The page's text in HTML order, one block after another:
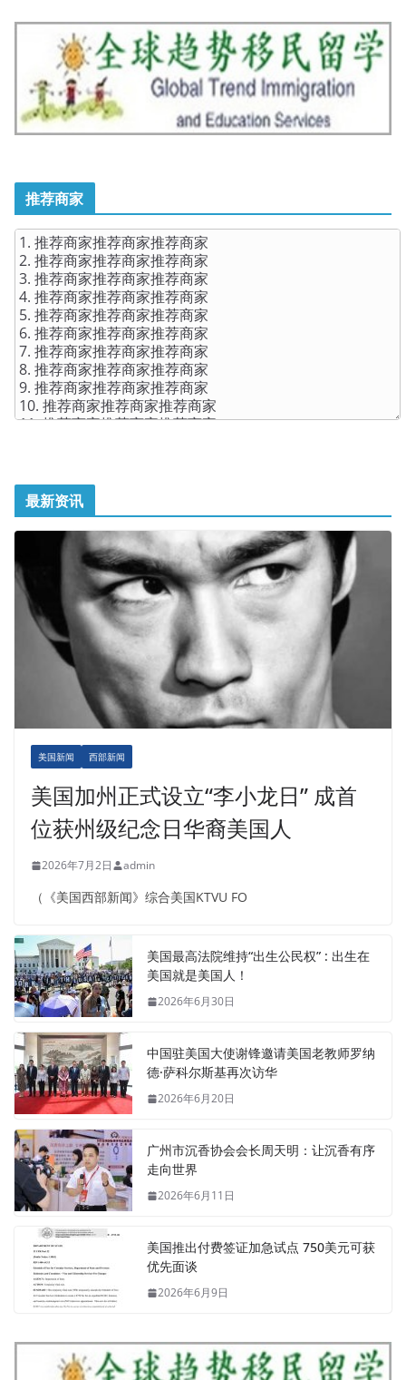
推荐商家
最新资讯
美国新闻 西部新闻
美国加州正式设立“李小龙日” 成首
位获州级纪念日华裔美国人
2026年7月2日 admin
（《美国西部新闻》综合美国KTVU FO
美国最高法院维持“出生公民权” : 出生在
美国就是美国人！
2026年6月30日
中国驻美国大使谢锋邀请美国老教师罗纳
德·萨科尔斯基再次访华
2026年6月20日
广州市沉香协会会长周天明：让沉香有序
走向世界
2026年6月11日
美国推出付费签证加急试点 750美元可获
优先面谈
2026年6月9日